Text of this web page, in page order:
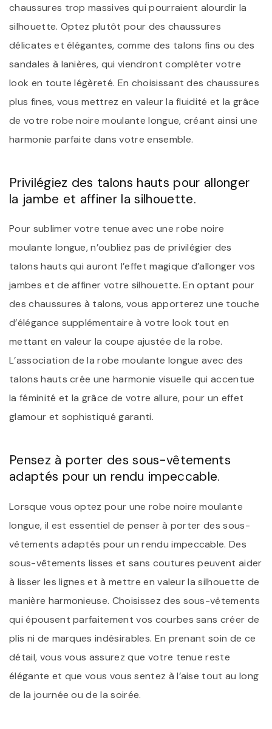
chaussures trop massives qui pourraient alourdir la
silhouette. Optez plutôt pour des chaussures
délicates et élégantes, comme des talons fins ou des
sandales à lanières, qui viendront compléter votre
look en toute légèreté. En choisissant des chaussures
plus fines, vous mettrez en valeur la fluidité et la grâce
de votre robe noire moulante longue, créant ainsi une
harmonie parfaite dans votre ensemble.
Privilégiez des talons hauts pour allonger
la jambe et affiner la silhouette.
Pour sublimer votre tenue avec une robe noire
moulante longue, n’oubliez pas de privilégier des
talons hauts qui auront l’effet magique d’allonger vos
jambes et de affiner votre silhouette. En optant pour
des chaussures à talons, vous apporterez une touche
d’élégance supplémentaire à votre look tout en
mettant en valeur la coupe ajustée de la robe.
L’association de la robe moulante longue avec des
talons hauts crée une harmonie visuelle qui accentue
la féminité et la grâce de votre allure, pour un effet
glamour et sophistiqué garanti.
Pensez à porter des sous-vêtements
adaptés pour un rendu impeccable.
Lorsque vous optez pour une robe noire moulante
longue, il est essentiel de penser à porter des sous-
vêtements adaptés pour un rendu impeccable. Des
sous-vêtements lisses et sans coutures peuvent aider
à lisser les lignes et à mettre en valeur la silhouette de
manière harmonieuse. Choisissez des sous-vêtements
qui épousent parfaitement vos courbes sans créer de
plis ni de marques indésirables. En prenant soin de ce
détail, vous vous assurez que votre tenue reste
élégante et que vous vous sentez à l’aise tout au long
de la journée ou de la soirée.